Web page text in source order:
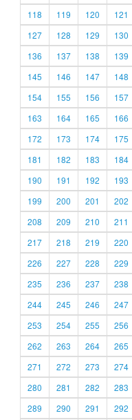
118
119 120 121
127
128 129 130
136
137 138 139
145
146 147 148
154
155 156 157
163
164 165 166
172
173 174 175
181
182 183 184
190
191 192 193
199
200 201 202
208
209 210 211
217
218 219 220
226
227 228 229
235
236 237 238
244
245 246 247
253
254 255 256
262
263 264 265
271
272 273 274
280
281 282 283
289
290 291 292